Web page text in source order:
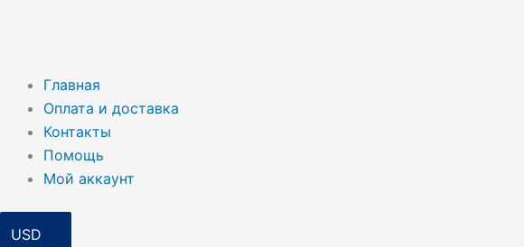
Главная
Оплата и доставка
Контакты
Помощь
Мой аккаунт